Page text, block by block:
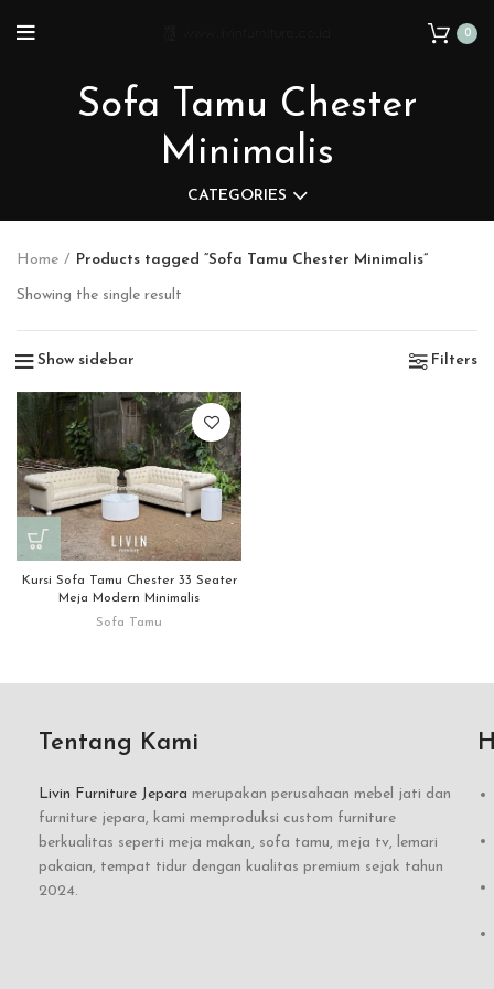
0
Sofa Tamu Chester
Minimalis
CATEGORIES
Home Products tagged “Sofa Tamu Chester Minimalis”
Showing the single result
Show sidebar Filters
Kursi Sofa Tamu Chester 33 Seater
Meja Modern Minimalis
Sofa Tamu
Tentang Kami
Livin Furniture Jepara merupakan perusahaan mebel jati dan
furniture jepara, kami memproduksi custom furniture
berkualitas seperti meja makan, sofa tamu, meja tv, lemari
pakaian, tempat tidur dengan kualitas premium sejak tahun
2024.